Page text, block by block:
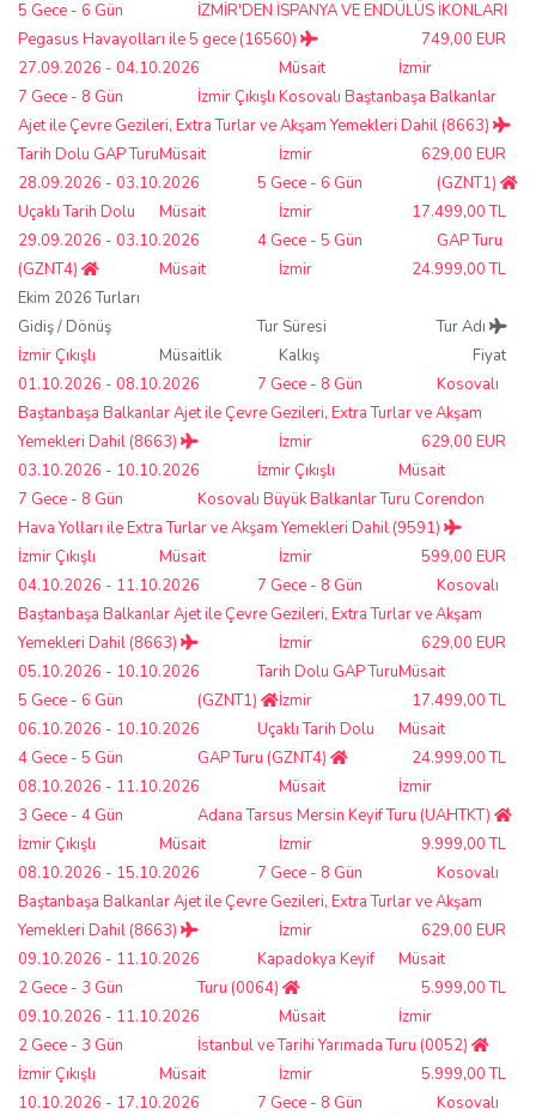
5 Gece - 6 Gün
İZMİR'DEN İSPANYA VE ENDÜLÜS İKONLARI
Pegasus Havayolları ile 5 gece (16560)
749,00 EUR
İzmir
Müsait
27.09.2026 - 04.10.2026
7 Gece - 8 Gün
İzmir Çıkışlı Kosovalı Baştanbaşa Balkanlar
Ajet ile Çevre Gezileri, Extra Turlar ve Akşam Yemekleri Dahil (8663)
629,00 EUR
İzmir
Müsait
28.09.2026 - 03.10.2026
5 Gece - 6 Gün
Tarih Dolu GAP Turu
(GZNT1)
17.499,00 TL
İzmir
Müsait
29.09.2026 - 03.10.2026
4 Gece - 5 Gün
Uçaklı Tarih Dolu
GAP Turu
(GZNT4)
24.999,00 TL
İzmir
Müsait
Ekim 2026 Turları
Gidiş / Dönüş
Tur Süresi
Tur Adı
Fiyat
Kalkış
Müsaitlik
01.10.2026 - 08.10.2026
7 Gece - 8 Gün
İzmir Çıkışlı
Kosovalı
Baştanbaşa Balkanlar Ajet ile Çevre Gezileri, Extra Turlar ve Akşam
Yemekleri Dahil (8663)
629,00 EUR
İzmir
Müsait
03.10.2026 - 10.10.2026
7 Gece - 8 Gün
İzmir Çıkışlı
Kosovalı Büyük Balkanlar Turu Corendon
Hava Yolları ile Extra Turlar ve Akşam Yemekleri Dahil (9591)
599,00 EUR
İzmir
Müsait
04.10.2026 - 11.10.2026
7 Gece - 8 Gün
İzmir Çıkışlı
Kosovalı
Baştanbaşa Balkanlar Ajet ile Çevre Gezileri, Extra Turlar ve Akşam
Yemekleri Dahil (8663)
629,00 EUR
İzmir
Müsait
05.10.2026 - 10.10.2026
5 Gece - 6 Gün
Tarih Dolu GAP Turu
(GZNT1)
17.499,00 TL
İzmir
Müsait
06.10.2026 - 10.10.2026
4 Gece - 5 Gün
Uçaklı Tarih Dolu
GAP Turu (GZNT4)
24.999,00 TL
İzmir
Müsait
08.10.2026 - 11.10.2026
3 Gece - 4 Gün
Adana Tarsus Mersin Keyif Turu (UAHTKT)
9.999,00 TL
İzmir
Müsait
08.10.2026 - 15.10.2026
7 Gece - 8 Gün
İzmir Çıkışlı
Kosovalı
Baştanbaşa Balkanlar Ajet ile Çevre Gezileri, Extra Turlar ve Akşam
Yemekleri Dahil (8663)
629,00 EUR
İzmir
Müsait
09.10.2026 - 11.10.2026
2 Gece - 3 Gün
Kapadokya Keyif
Turu (0064)
5.999,00 TL
İzmir
Müsait
09.10.2026 - 11.10.2026
2 Gece - 3 Gün
İstanbul ve Tarihi Yarımada Turu (0052)
5.999,00 TL
İzmir
Müsait
10.10.2026 - 17.10.2026
7 Gece - 8 Gün
İzmir Çıkışlı
Kosovalı